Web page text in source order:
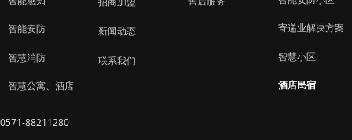
智能安防
智慧消防
智慧公寓、酒店
新闻动态
联系我们
寄递业解决方案
智慧小区
酒店民宿
0571-88211280